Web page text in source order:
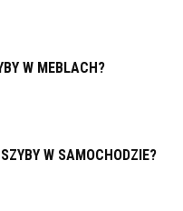
W MEBLACH?
W SAMOCHODZIE?